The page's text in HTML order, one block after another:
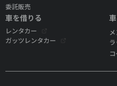
委託販売
車を借りる
レンタカー
ガッツレンタカー